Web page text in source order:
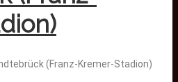
(Franz-Kremer-Stadion)